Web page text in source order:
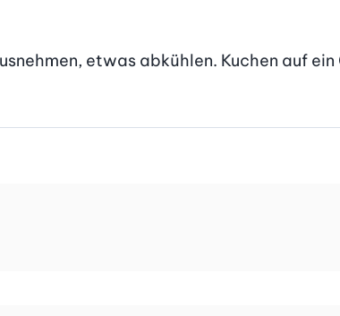
etwas abkühlen. Kuchen auf